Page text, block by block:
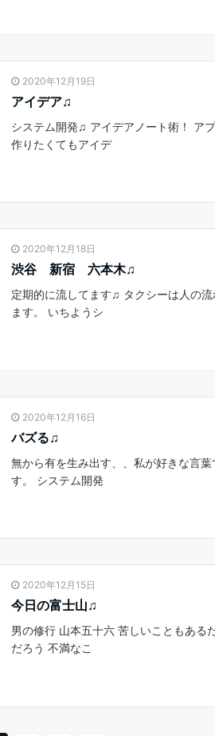
2020年12月19日
アイデア♫
システム開発♫ アイデアノート術！ ア
作りたくてもアイデ
2020年12月18日
渋谷 新宿 六本木♫
定期的に流してます♫ タクシーは人の
ます。 いちようシ
2020年12月16日
バズる♫
無から有を生み出す、、私が好きな言
す。 システム開発
2020年12月15日
今日の富士山♫
男の修行 山本五十六 苦しいこともある
だろう 不満なこ